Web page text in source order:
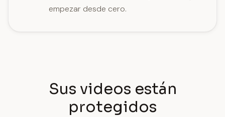
empezar desde cero.
Sus videos están
protegidos